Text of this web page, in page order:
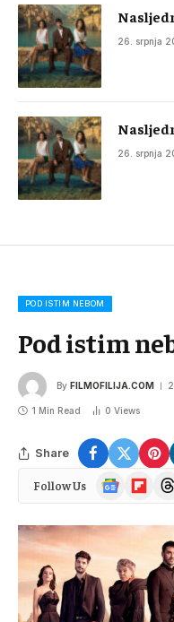
26. srpnja
26. srpnja
POD ISTIM NEBOM
Pod istim
By FILMOFILIJA.COM
1 Min Read 0 Views
Share
Follow Us
Google
News
Flipboard